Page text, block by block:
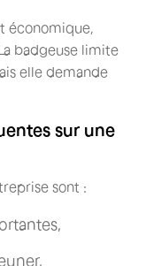
économique,
badgeuse limite
elle demande
sur une
sont :